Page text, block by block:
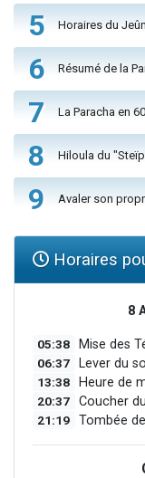
5 Horaires du
6 Résumé de la
7 La Paracha en
8 Hiloula du
9 Avaler son
Horaires
8
05:38 Mise des
06:37 Lever du
13:38 Heure de
20:37 Coucher
21:19 Tombée